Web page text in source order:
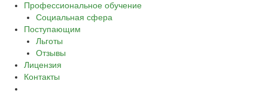
Профессиональное обучение
Социальная сфера
Поступающим
Льготы
Отзывы
Лицензия
Контакты